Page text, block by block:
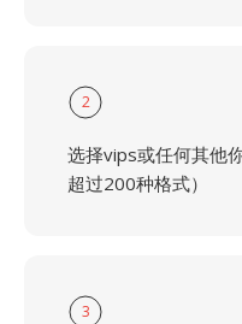
2
选择vips或任何其他
超过200种格式）
3